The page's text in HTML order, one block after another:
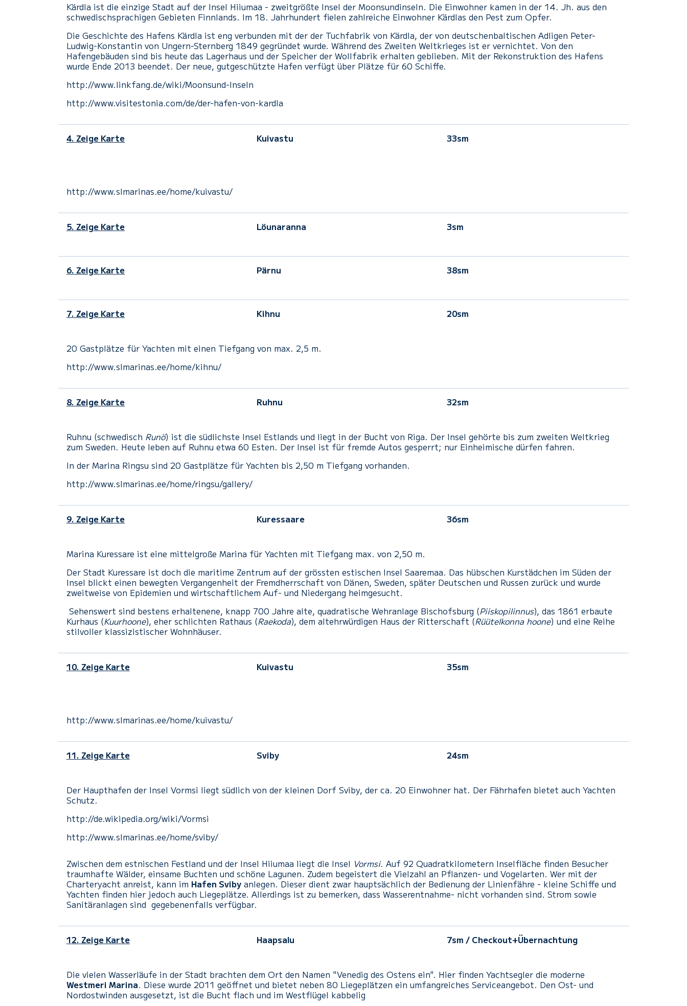
Kärdla ist die einzige Stadt auf der Insel Hiiumaa - zweitgrößte Insel der Moonsundinseln. Die Einwohner kamen in der 14. Jh. aus den
schwedischsprachigen Gebieten Finnlands. Im 18. Jahrhundert fielen zahlreiche Einwohner Kärdlas den Pest zum Opfer.
Die Geschichte des Hafens Kärdla ist eng verbunden mit der der Tuchfabrik von Kärdla, der von deutschenbaltischen Adligen Peter-
Ludwig-Konstantin von Ungern-Sternberg 1849 gegründet wurde. Während des Zweiten Weltkrieges ist er vernichtet. Von den
Hafengebäuden sind bis heute das Lagerhaus und der Speicher der Wollfabrik erhalten geblieben. Mit der Rekonstruktion des Hafens
wurde Ende 2013 beendet. Der neue, gutgeschützte Hafen verfügt über Plätze für 60 Schiffe.
http://www.linkfang.de/wiki/Moonsund-Inseln
http://www.visitestonia.com/de/der-hafen-von-kardla
4. Zeige Karte Kuivastu 33sm
http://www.slmarinas.ee/home/kuivastu/
5. Zeige Karte Löunaranna 3sm
6. Zeige Karte Pärnu 38sm
7. Zeige Karte Kihnu 20sm
20 Gastplätze für Yachten mit einen Tiefgang von max. 2,5 m.
http://www.slmarinas.ee/home/kihnu/
8. Zeige Karte Ruhnu 32sm
Ruhnu (schwedisch Runö) ist die südlichste Insel Estlands und liegt in der Bucht von Riga. Der Insel gehörte bis zum zweiten Weltkrieg
zum Sweden. Heute leben auf Ruhnu etwa 60 Esten. Der Insel ist für fremde Autos gesperrt; nur Einheimische dürfen fahren.
In der Marina Ringsu sind 20 Gastplätze für Yachten bis 2,50 m Tiefgang vorhanden.
http://www.slmarinas.ee/home/ringsu/gallery/
9. Zeige Karte Kuressaare 36sm
Marina Kuressare ist eine mittelgroße Marina für Yachten mit Tiefgang max. von 2,50 m.
Der Stadt Kuressare ist doch die maritime Zentrum auf der grössten estischen Insel Saaremaa. Das hübschen Kurstädchen im Süden der
Insel blickt einen bewegten Vergangenheit der Fremdherrschaft von Dänen, Sweden, später Deutschen und Russen zurück und wurde
zweitweise von Epidemien und wirtschaftlichem Auf- und Niedergang heimgesucht.
Sehenswert sind bestens erhaltenene, knapp 700 Jahre alte, quadratische Wehranlage Bischofsburg (Piiskopilinnus), das 1861 erbaute
Kurhaus (Kuurhoone), eher schlichten Rathaus (Raekoda), dem altehrwürdigen Haus der Ritterschaft (Rüütelkonna hoone) und eine Reihe
stilvoller klassizistischer Wohnhäuser.
10. Zeige Karte Kuivastu 35sm
http://www.slmarinas.ee/home/kuivastu/
11. Zeige Karte Sviby 24sm
Der Haupthafen der Insel Vormsi liegt südlich von der kleinen Dorf Sviby, der ca. 20 Einwohner hat. Der Fährhafen bietet auch Yachten
Schutz.
http://de.wikipedia.org/wiki/Vormsi
http://www.slmarinas.ee/home/sviby/
Zwischen dem estnischen Festland und der Insel Hiiumaa liegt die Insel Vormsi. Auf 92 Quadratkilometern Inselfläche finden Besucher
traumhafte Wälder, einsame Buchten und schöne Lagunen. Zudem begeistert die Vielzahl an Pflanzen- und Vogelarten. Wer mit der
Charteryacht anreist, kann im Hafen Sviby anlegen. Dieser dient zwar hauptsächlich der Bedienung der Linienfähre - kleine Schiffe und
Yachten finden hier jedoch auch Liegeplätze. Allerdings ist zu bemerken, dass Wasserentnahme- nicht vorhanden sind. Strom sowie
Sanitäranlagen sind gegebenenfalls verfügbar.
12. Zeige Karte Haapsalu 7sm / Checkout+Übernachtung
Die vielen Wasserläufe in der Stadt brachten dem Ort den Namen "Venedig des Ostens ein". Hier finden Yachtsegler die moderne
Westmeri Marina. Diese wurde 2011 geöffnet und bietet neben 80 Liegeplätzen ein umfangreiches Serviceangebot. Den Ost- und
Nordostwinden ausgesetzt, ist die Bucht flach und im Westflügel kabbelig